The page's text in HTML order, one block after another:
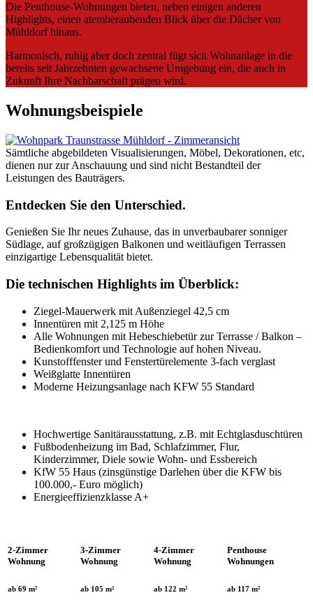
Die Penthouse-Wohnungen bieten, neben einigen anderen
Highlights, einen atemberaubenden Blick über die Dächer von
Mühldorf hinaus.
Harmonisch, ruhig aber doch zentral fügt sich Wohnanlage in die
bereits seit Jahrzehnten gewachsene Umgebung ein, die auch in
Zukunft Ihre Nachbarschaft prägen wird.
Wohnungsbeispiele
Sämtliche abgebildeten Visualisierungen, Möbel, Dekorationen, etc,
dienen nur zur Anschauung und sind nicht Bestandteil der
Leistungen des Bauträgers.
Entdecken Sie den Unterschied.
Genießen Sie Ihr neues Zuhause, das in unverbaubarer sonniger
Südlage, auf großzügigen Balkonen und weitläufigen Terrassen
einzigartige Lebensqualität bietet.
Die technischen Highlights im Überblick:
Ziegel-Mauerwerk mit Außenziegel 42,5 cm
Innentüren mit 2,125 m Höhe
Alle Wohnungen mit Hebeschiebetür zur Terrasse / Balkon –
Bedienkomfort und Technologie auf hohen Niveau.
Kunstofffenster und Fenstertürelemente 3-fach verglast
Weißglatte Innentüren
Moderne Heizungsanlage nach KFW 55 Standard
Hochwertige Sanitärausstattung, z.B. mit Echtglasduschtüren
Fußbodenheizung im Bad, Schlafzimmer, Flur,
Kinderzimmer, Diele sowie Wohn- und Essbereich
KfW 55 Haus (zinsgünstige Darlehen über die KFW bis
100.000,- Euro möglich)
Energieeffizienzklasse A+
2-Zimmer
Wohnung
ab 69 m²
3-Zimmer
Wohnung
ab 105 m²
4-Zimmer
Wohnung
ab 122 m²
Penthouse
Wohnungen
ab 117 m²